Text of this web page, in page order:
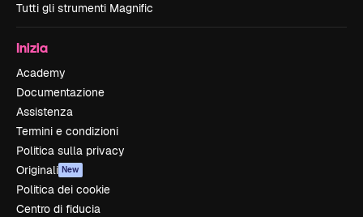
Tutti gli strumenti Magnific
Inizia
Academy
Documentazione
Assistenza
Termini e condizioni
Politica sulla privacy
Originali New
Politica dei cookie
Centro di fiducia